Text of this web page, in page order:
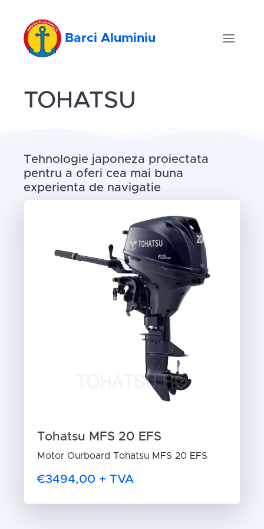
Barci Aluminiu
TOHATSU
Tehnologie japoneza proiectata
pentru a oferi cea mai buna
experienta de navigatie
Tohatsu MFS 20 EFS
Motor Ourboard Tohatsu MFS 20 EFS
€3494,00 + TVA